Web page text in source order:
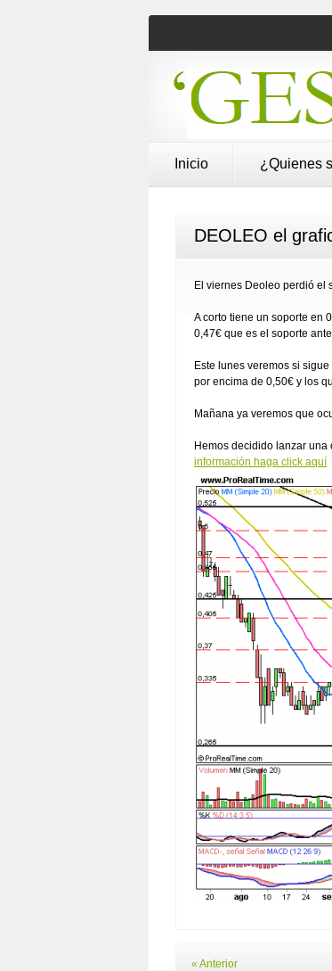
Inicio ¿Quienes
DEOLEO el
El viernes Deoleo perdió el
A corto tiene un soporte en
0,47€ que es el soporte
Este lunes veremos si
por encima de 0,50€ y los
Mañana ya veremos que
Hemos decidido lanzar
información haga click aquí
« Anterior